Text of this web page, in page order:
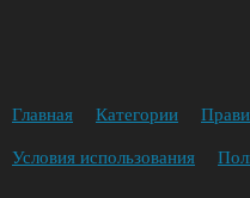
Главная Категории
Условия использования